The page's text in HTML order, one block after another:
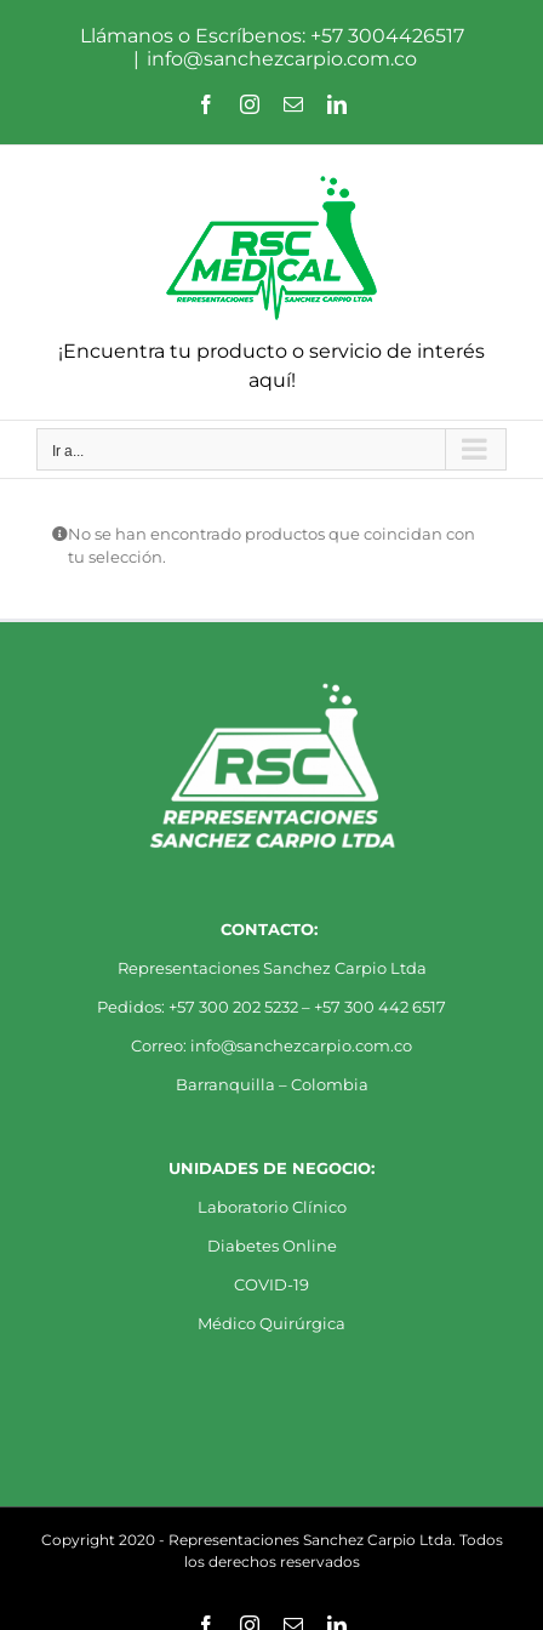
Llámanos o Escríbenos: +57 3004426517
| info@sanchezcarpio.com.co
FacebookInstagram
CorreoLinkedIn
¡Encuentra tu producto o servicio de interés
aquí!
Ir a...
No se han encontrado productos que coincidan con
tu selección.
CONTACTO:
Representaciones Sanchez Carpio Ltda
Pedidos: +57 300 202 5232 – +57 300 442 6517
Correo: info@sanchezcarpio.com.co
Barranquilla – Colombia
UNIDADES DE NEGOCIO:
Laboratorio Clínico
Diabetes Online
COVID-19
Médico Quirúrgica
Copyright 2020 - Representaciones Sanchez Carpio Ltda. Todos
los derechos reservados
FacebookInstagram
CorreoLinkedIn